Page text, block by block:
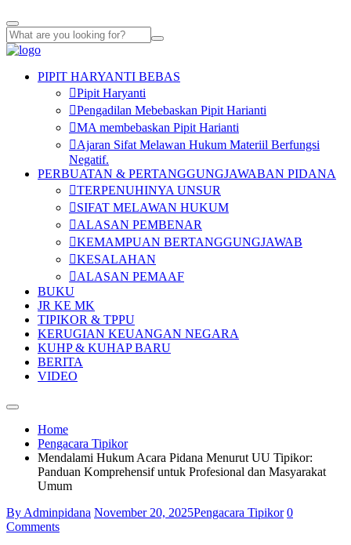
PIPIT HARYANTI BEBAS
Pipit Haryanti
Pengadilan Mebebaskan Pipit Harianti
MA membebaskan Pipit Harianti
Ajaran Sifat Melawan Hukum Materiil Berfungsi
Negatif.
PERBUATAN & PERTANGGUNGJAWABAN PIDANA
TERPENUHINYA UNSUR
SIFAT MELAWAN HUKUM
ALASAN PEMBENAR
KEMAMPUAN BERTANGGUNGJAWAB
KESALAHAN
ALASAN PEMAAF
BUKU
JR KE MK
TIPIKOR & TPPU
KERUGIAN KEUANGAN NEGARA
KUHP & KUHAP BARU
BERITA
VIDEO
Home
Pengacara Tipikor
Mendalami Hukum Acara Pidana Menurut UU Tipikor:
Panduan Komprehensif untuk Profesional dan Masyarakat
Umum
By Adminpidana November 20, 2025Pengacara Tipikor 0
Comments